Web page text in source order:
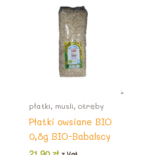
płatki, musli, otręby
Płatki owsiane BIO
0,8g BIO-Babalscy